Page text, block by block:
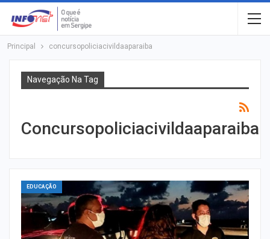
Principal concursopoliciacivildaaparaiba
Navegação Na Tag
Concursopoliciacivildaaparaiba
EDUCAÇÃO